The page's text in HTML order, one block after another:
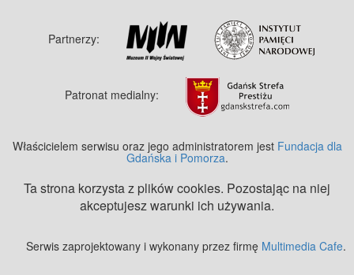
Partnerzy:
Patronat medialny:
Właścicielem serwisu oraz jego administratorem jest Fundacja dla
Gdańska i Pomorza.
Ta strona korzysta z plików cookies. Pozostając na niej
akceptujesz warunki ich używania.
Serwis zaprojektowany i wykonany przez firmę Multimedia Cafe.